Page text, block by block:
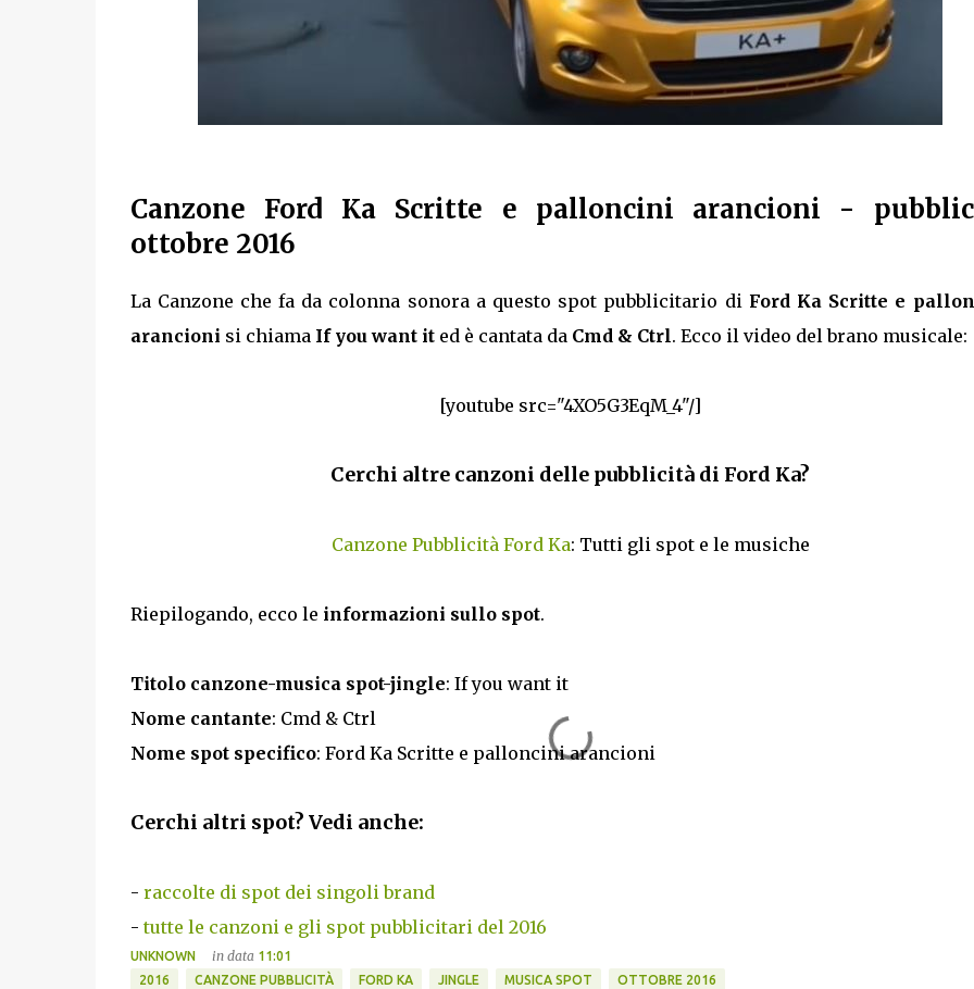
Canzone Ford Ka Scritte e palloncini arancioni -
ottobre 2016
La Canzone che fa da colonna sonora a questo spot pubblicitario di Ford Ka Scritte e
arancioni si chiama If you want ited è cantata da Cmd & Ctrl. Ecco il video del brano musicale:
[youtube src="4XO5G3EqM_4"/]
Cerchi altre canzoni delle pubblicità di Ford Ka?
Canzone Pubblicità Ford Ka: Tutti gli spot e le musiche
Riepilogando, ecco le informazioni sullo spot.
Titolo canzone-musica spot-jingle: If you want it
Nome cantante: Cmd & Ctrl
Nome spot specifico: Ford Ka Scritte e palloncini arancioni
Cerchi altri spot? Vedi anche:
- raccolte di spot dei singoli brand
-tutte le canzoni e gli spot pubblicitari del 2016
UNKNOWN in data 11:01
2016
CANZONE PUBBLICITÀ FORD KA JINGLE MUSICA SPOT OTTOBRE 2016